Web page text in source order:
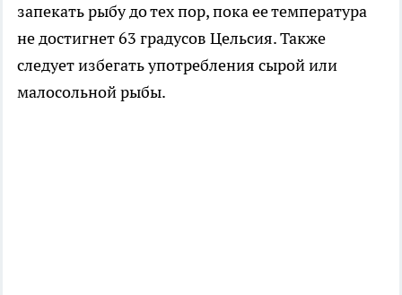
запекать рыбу до тех пор, пока ее температура
не достигнет 63 градусов Цельсия. Также
следует избегать употребления сырой или
малосольной рыбы.